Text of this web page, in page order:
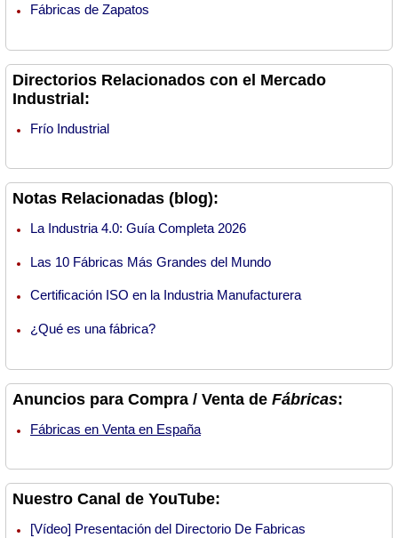
Fábricas de Zapatos
Directorios Relacionados con el Mercado
Industrial:
Frío Industrial
Notas Relacionadas (blog):
La Industria 4.0: Guía Completa 2026
Las 10 Fábricas Más Grandes del Mundo
Certificación ISO en la Industria Manufacturera
¿Qué es una fábrica?
Anuncios para Compra / Venta de Fábricas:
Fábricas en Venta en España
Nuestro Canal de YouTube:
[Vídeo] Presentación del Directorio De Fabricas